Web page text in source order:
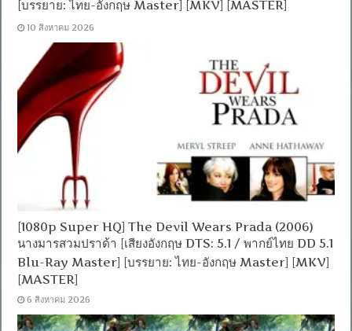
[บรรยาย: ไทย-อังกฤษ Master] [MKV] [MASTER]
10 สิงหาคม 2026
[1080p Super HQ] The Devil Wears Prada (2006)
นางมารสวมปราด้า [เสียงอังกฤษ DTS: 5.1 / พากย์ไทย DD 5.1
Blu-Ray Master] [บรรยาย: ไทย-อังกฤษ Master] [MKV]
[MASTER]
6 สิงหาคม 2026